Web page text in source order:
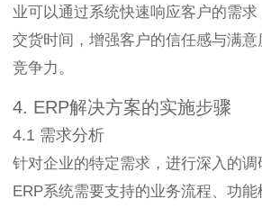
业可以通过系统快速响应客户的需
交货时间，增强客户的信任感与满
竞争力。
4. ERP解决方案的实施步骤
4.1 需求分析
针对企业的特定需求，进行深入的
ERP系统需要支持的业务流程、功能